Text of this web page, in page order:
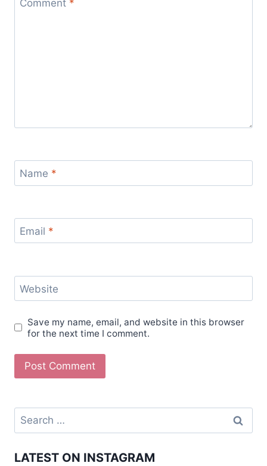
Comment *
Name *
Email *
Website
Save my name, email, and website in this browser
for the next time I comment.
LATEST ON INSTAGRAM